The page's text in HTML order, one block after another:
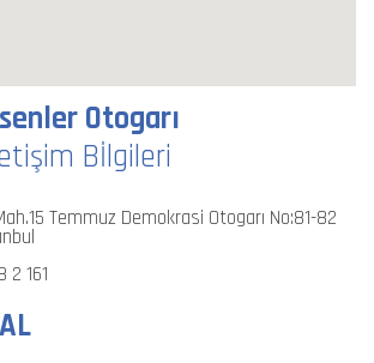
Otogarı
Bİlgileri
Temmuz Demokrasi Otogarı No:81-82
2 161